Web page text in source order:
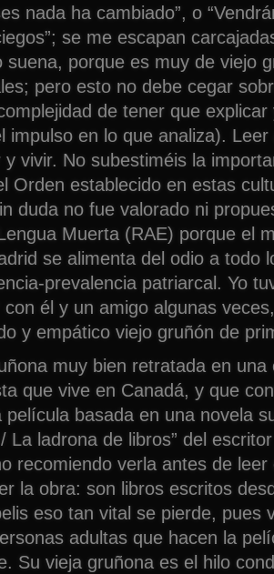
nada ha cambiado”, o
se me escapan
porque es muy de viejo
pero esto no debe cegar
de tener que
impulso en lo que analiza).
vivir. No subestiméis la
Orden establecido en estas
duda no fue valorado ni
Muerta (RAE) porque el
se alimenta del odio a todo
prevalencia patriarcal. Yo
él y un amigo algunas
y empático viejo gruñón de
muy bien retratada en
que vive en Canadá, y que
película basada en una novela
La ladrona de libros” del
recomiendo verla antes de
la obra: son libros escritos
eso tan vital se pierde, pues
adultas que hacen la
Su vieja gruñona es el hilo